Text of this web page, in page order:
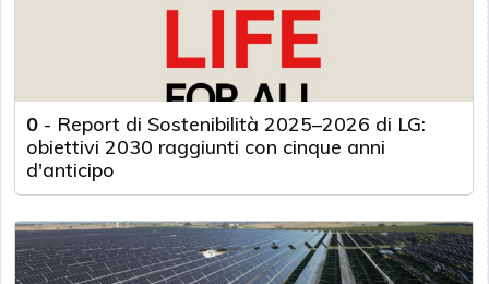
0 - Report di Sostenibilità 2025–2026 di LG:
obiettivi 2030 raggiunti con cinque anni
d'anticipo